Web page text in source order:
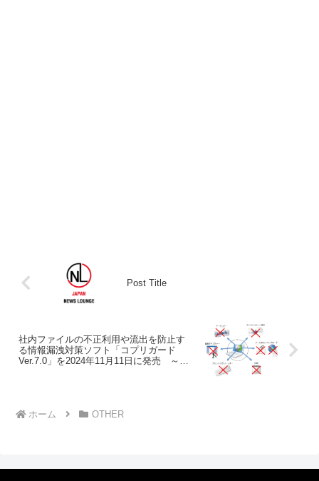
Post Title
社内ファイルの不正利用や流出を防止す
る情報漏洩対策ソフト「コプリガード
Ver.7.0」を2024年11月11日に発売 ～コ
ホーム OTHER